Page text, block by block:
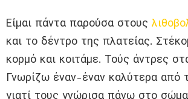
Είμαι πάντα παρούσα στους
και το δέντρο της πλατείας.
κορμό και κοιτάμε. Τούς άντρες
Γνωρίζω έναν-έναν καλύτερα από
γιατί τους γνώρισα πάνω στο